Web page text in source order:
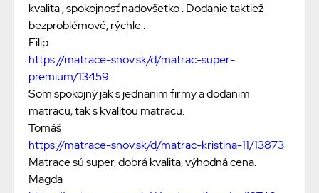
kvalita , spokojnosť nadovšetko . Dodanie taktiež
bezproblémové, rýchle .
Filip
https://matrace-snov.sk/d/matrac-super-
premium/13459
Som spokojný jak s jednanim firmy a dodanim
matracu, tak s kvalitou matracu.
Tomáš
https://matrace-snov.sk/d/matrac-kristina-11/13873
Matrace sú super, dobrá kvalita, výhodná cena.
Magda